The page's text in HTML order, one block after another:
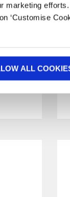
marketing
‘Customise
ALL